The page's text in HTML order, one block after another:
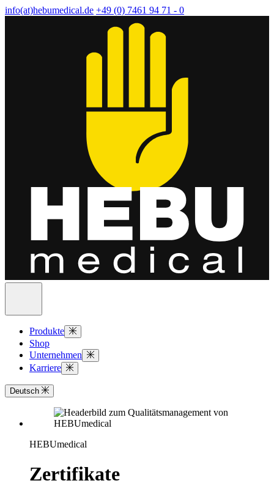
info(at)hebumedical.de +49 (0) 7461 94 71 - 0
Produkte
Shop
Unternehmen
Karriere
Deutsch
HEBUmedical
Zertifikate